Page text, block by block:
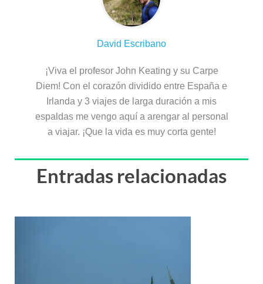
David Escribano
¡Viva el profesor John Keating y su Carpe
Diem! Con el corazón dividido entre España e
Irlanda y 3 viajes de larga duración a mis
espaldas me vengo aquí a arengar al personal
a viajar. ¡Que la vida es muy corta gente!
Entradas relacionadas